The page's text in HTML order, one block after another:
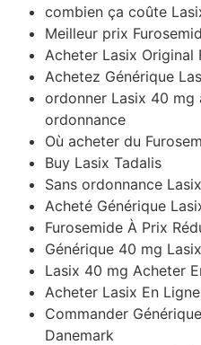
combien ça coûte
Meilleur prix
Acheter Lasix Original
Achetez Générique
ordonner Lasix 40 mg
ordonnance
Où acheter du
Buy Lasix Tadalis
Sans ordonnance
Acheté Générique
Furosemide À Prix
Générique 40 mg
Lasix 40 mg Acheter
Acheter Lasix En
Commander
Danemark